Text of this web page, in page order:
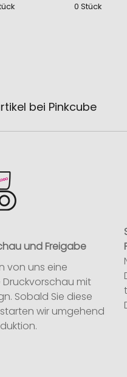
0 Stück
bei Pinkcube
und Freigabe
von uns eine
Druckvorschau mit
Sobald Sie diese
wir umgehend